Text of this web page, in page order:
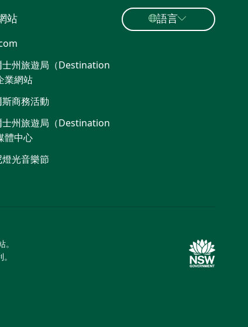
站
士州旅遊局（Destination
業網站​
商務活動
士州旅遊局（Destination
體中心
光音樂節
語言